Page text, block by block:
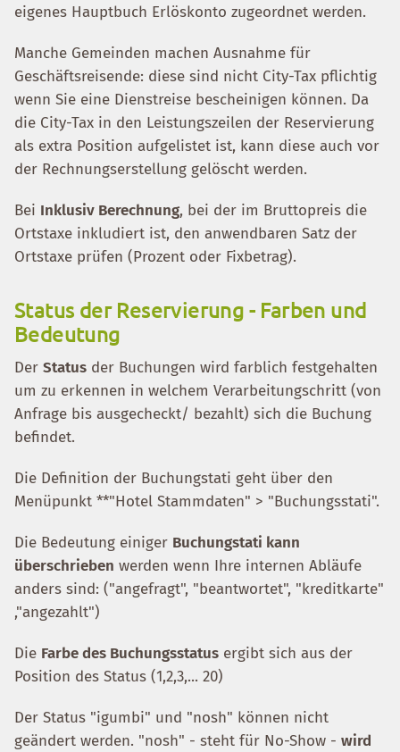
eigenes Hauptbuch Erlöskonto zugeordnet werden.
Manche Gemeinden machen Ausnahme für
Geschäftsreisende: diese sind nicht City-Tax pflichtig
wenn Sie eine Dienstreise bescheinigen können. Da
die City-Tax in den Leistungszeilen der Reservierung
als extra Position aufgelistet ist, kann diese auch vor
der Rechnungserstellung gelöscht werden.
Bei Inklusiv Berechnung, bei der im Bruttopreis die
Ortstaxe inkludiert ist, den anwendbaren Satz der
Ortstaxe prüfen (Prozent oder Fixbetrag).
Status der Reservierung - Farben und
Bedeutung
Der Status der Buchungen wird farblich festgehalten
um zu erkennen in welchem Verarbeitungschritt (von
Anfrage bis ausgecheckt/ bezahlt) sich die Buchung
befindet.
Die Definition der Buchungstati geht über den
Menüpunkt **"Hotel Stammdaten" > "Buchungsstati".
Die Bedeutung einiger Buchungstati kann
überschrieben werden wenn Ihre internen Abläufe
anders sind: ("angefragt", "beantwortet", "kreditkarte"
,"angezahlt")
Die Farbe des Buchungsstatus ergibt sich aus der
Position des Status (1,2,3,... 20)
Der Status "igumbi" und "nosh" können nicht
geändert werden. "nosh" - steht für No-Show - wird